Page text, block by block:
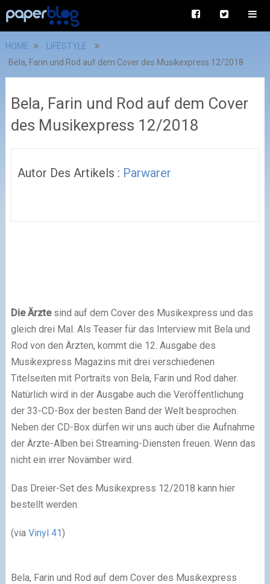
HOME
LIFESTYLE
Bela, Farin und Rod auf dem Cover des Musikexpress 12/2018
Bela, Farin und Rod auf dem Cover
des Musikexpress 12/2018
Autor Des Artikels : Parwarer
Die Ärztesind auf dem Cover des Musikexpress und das
gleich drei Mal. Als Teaser für das Interview mit Bela und
Rod von den Ärzten, kommt die 12. Ausgabe des
Musikexpress Magazins mit drei verschiedenen
Titelseiten mit Portraits von Bela, Farin und Rod daher.
Natürlich wird in der Ausgabe auch die Veröffentlichung
der 33-CD-Box der besten Band der Welt besprochen.
Neben der CD-Box dürfen wir uns auch über die Aufnahme
der Ärzte-Alben bei Streaming-Diensten freuen. Wenn das
nicht ein irrer Novämber wird.
Das Dreier-Set des Musikexpress 12/2018 kann hier
bestellt werden.
(via Vinyl 41)
Bela, Farin und Rod auf dem Cover des Musikexpress